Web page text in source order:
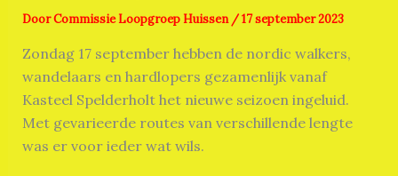
DoorCommissie Loopgroep Huissen /17 september 2023
Zondag 17 september hebben de nordic walkers,
wandelaars en hardlopers gezamenlijk vanaf
Kasteel Spelderholt het nieuwe seizoen ingeluid.
Met gevarieerde routes van verschillende lengte
was er voor ieder wat wils.